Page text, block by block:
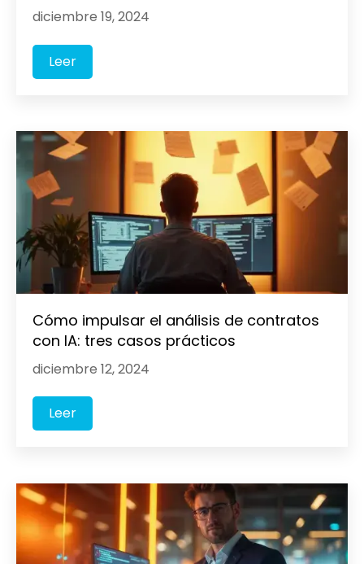
diciembre 19, 2024
Leer
Cómo impulsar el análisis de contratos
con IA: tres casos prácticos
diciembre 12, 2024
Leer